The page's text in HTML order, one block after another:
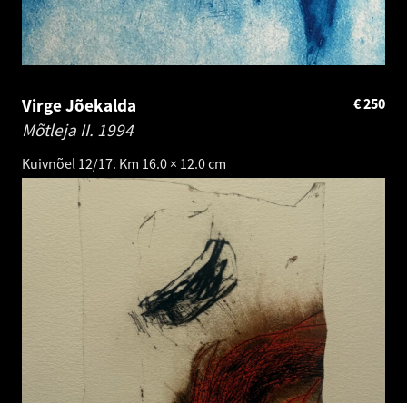
Virge Jõekalda
Mõtleja II. 1994
Kuivnõel 12/17. Km 16.0 × 12.0 cm
250
€